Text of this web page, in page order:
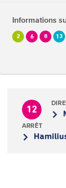
Informations
2 6 8 13
12
ARRÊT